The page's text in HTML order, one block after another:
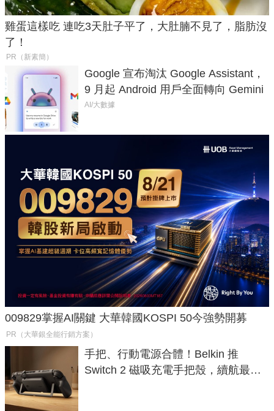
雞蛋這樣吃 連吃3天肚子平了，大肚腩不見了，脂肪沒
了！
PR（新素簡）
Google 宣布淘汰 Google Assistant，
9 月起 Android 用戶全面轉向 Gemini
AI/大數據
009829掌握AI關鍵 大華韓國KOSPI 50今強勢開募
PR（大華銀全能行銷方案）
手把、行動電源合體！Belkin 推
Switch 2 磁吸充電手把殼，續航最高